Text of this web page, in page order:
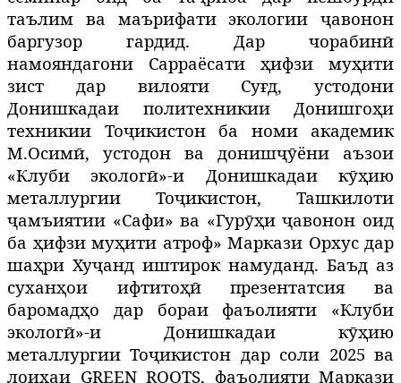
таълим ва маърифати экологии ҷавонон
баргузор гардид. Дар чорабинӣ
намояндагони Сарраёсати ҳифзи муҳити
зист дар вилояти Суғд, устодони
Донишкадаи политехникии Донишгоҳи
техникии Тоҷикистон ба номи академик
М.Осимӣ, устодон ва донишҷӯёни аъзои
«Клуби экологӣ»-и Донишкадаи кӯҳию
металлургии Тоҷикистон, Ташкилоти
ҷамъиятии «Сафи» ва «Гурӯҳи ҷавонон оид
ба ҳифзи муҳити атроф» Маркази Орхус дар
шаҳри Хуҷанд иштирок намуданд. Баъд аз
суханҳои ифтитоҳӣ презентатсия ва
баромадҳо дар бораи фаъолияти «Клуби
экологӣ»-и Донишкадаи кӯҳию
металлургии Тоҷикистон дар соли 2025 ва
лоиҳаи GREEN ROOTS, фаъолияти Маркази